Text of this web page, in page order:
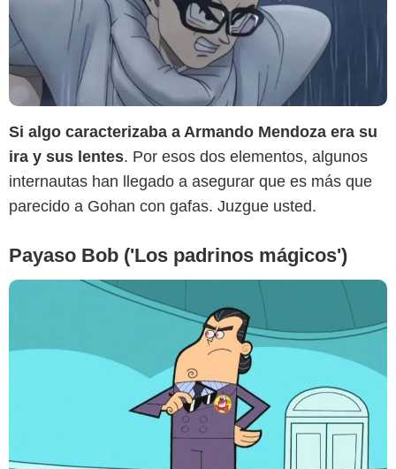
Si algo caracterizaba a Armando Mendoza era su
ira y sus lentes. Por esos dos elementos, algunos
internautas han llegado a asegurar que es más que
parecido a Gohan con gafas. Juzgue usted.
Payaso Bob ('Los padrinos mágicos')